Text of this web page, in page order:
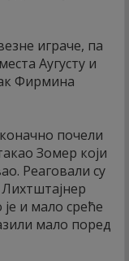
играче, па
Аугусту и
Фирмина
почели
Зомер који
Реаговали су
и мало среће
мало поред